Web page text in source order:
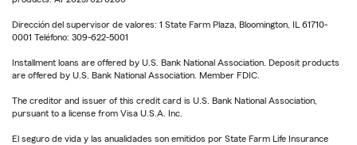
Dirección del supervisor de valores: 1 State Farm Plaza, Bloomington, IL 61710-
0001 Teléfono: 309-622-5001
Installment loans are offered by U.S. Bank National Association. Deposit products
are offered by U.S. Bank National Association. Member FDIC.
The creditor and issuer of this credit card is U.S. Bank National Association,
pursuant to a license from Visa U.S.A. Inc.
El seguro de vida y las anualidades son emitidos por State Farm Life Insurance